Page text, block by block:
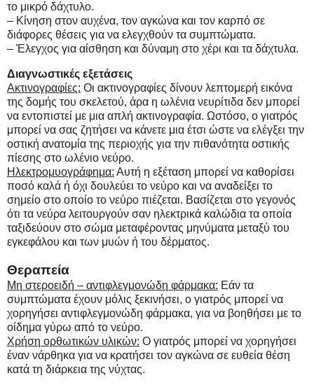
το μικρό δάχτυλο.
– Κίνηση στον αυχένα, τον αγκώνα και τον καρπό σε
διάφορες θέσεις για να ελεγχθούν τα συμπτώματα.
– Έλεγχος για αίσθηση και δύναμη στο χέρι και τα δάχτυλα.
Διαγνωστικές εξετάσεις
Ακτινογραφίες: Οι ακτινογραφίες δίνουν λεπτομερή εικόνα
της δομής του σκελετού, άρα η ωλένια νευρίτιδα δεν μπορεί
να εντοπιστεί με μια απλή ακτινογραφία. Ωστόσο, ο γιατρός
μπορεί να σας ζητήσει να κάνετε μια έτσι ώστε να ελέγξει την
οστική ανατομία της περιοχής για την πιθανότητα οστικής
πίεσης στο ωλένιο νεύρο.
Ηλεκτρομυογράφημα: Αυτή η εξέταση μπορεί να καθορίσει
ποσό καλά ή όχι δουλεύει το νεύρο και να αναδείξει το
σημείο στο οποίο το νεύρο πιέζεται. Βασίζεται στο γεγονός
ότι τα νεύρα λειτουργούν σαν ηλεκτρικά καλώδια τα οποία
ταξιδεύουν στο σώμα μεταφέροντας μηνύματα μεταξύ του
εγκεφάλου και των μυών ή του δέρματος.
Θεραπεία
Μη στεροειδή – αντιφλεγμονώδη φάρμακα: Εάν τα
συμπτώματα έχουν μόλις ξεκινήσει, ο γιατρός μπορεί να
χορηγήσει αντιφλεγμονώδη φάρμακα, για να βοηθήσει με το
οίδημα γύρω από το νεύρο.
Χρήση ορθωτικών υλικών: Ο γιατρός μπορεί να χορηγήσει
έναν νάρθηκα για να κρατήσει τον αγκώνα σε ευθεία θέση
κατά τη διάρκεια της νύχτας.